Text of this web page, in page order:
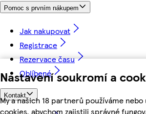
Nastavení soukromí a
My a našich 18 partnerů používáme
cookies, abychom zajistili správné
Pomoc s prvním nákupem
Jak nakupovat
Registrace
Rezervace času
Oblíbené
Kontakt